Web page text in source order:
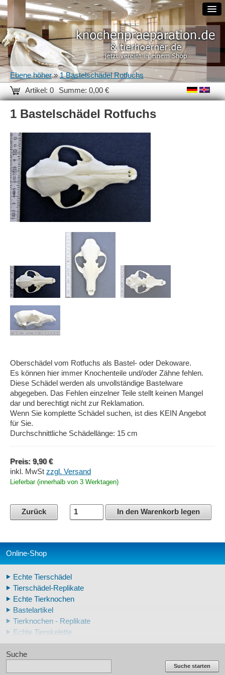
Artikel: 0 Summe: 0,00 €
Ebene höher»1 Bastelschädel Rotfuchs
1 Bastelschädel Rotfuchs
Oberschädel vom Rotfuchs als Bastel- oder Dekoware.
Es können hier immer Knochenteile und/oder Zähne fehlen.
Diese Schädel werden als unvollständige Bastelware
abgegeben. Das Fehlen einzelner Teile stellt keinen Mangel
dar und berechtigt nicht zur Reklamation.
Wenn Sie komplette Schädel suchen, ist dies KEIN Angebot
für Sie.
Durchschnittliche Schädellänge: 15 cm
Preis: 9,90 €
inkl. MwSt zzgl. Versand
Lieferbar (innerhalb von 3 Werktagen)
Zurück In den Warenkorb legen
Online-Shop
Echte Tierschädel
Tierschädel-Replikate
Echte Tierknochen
Bastelartikel
Tierknochen - Replikate
Echte Tierskelette
Echte Tierzähne
Krallen- und Zahnreplikate
Suche
Suche starten